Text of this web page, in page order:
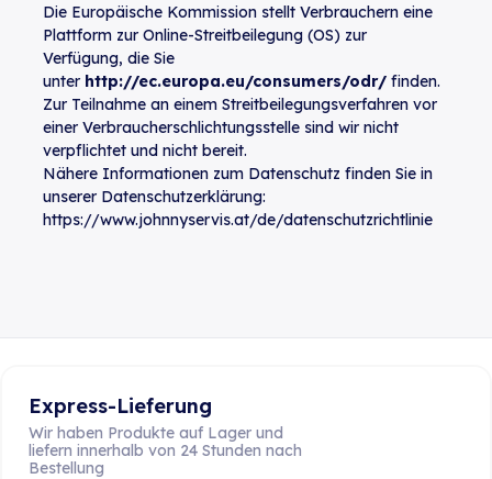
Die Europäische Kommission stellt Verbrauchern eine
Plattform zur Online-Streitbeilegung (OS) zur
Verfügung, die Sie
unter http://ec.europa.eu/consumers/odr/ finden.
Zur Teilnahme an einem Streitbeilegungsverfahren vor
einer Verbraucherschlichtungsstelle sind wir nicht
verpflichtet und nicht bereit.
Nähere Informationen zum Datenschutz finden Sie in
unserer Datenschutzerklärung:
https://www.johnnyservis.at/de/datenschutzrichtlinie
Express-Lieferung
Wir haben Produkte auf Lager und
liefern innerhalb von 24 Stunden nach
Bestellung